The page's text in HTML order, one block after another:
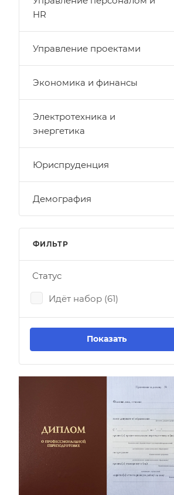
доступны
бессрочно
Подробнее
HR
Управление проектами
Экономика и финансы
Электротехника и
энергетика
Юриспруденция
Демография
ФИЛЬТР
Статус
Идёт набор (61)